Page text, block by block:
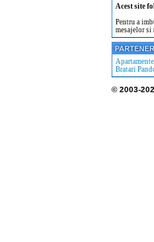
Acest site
Pentru a
mesajelor si
Bratari
© 2003-